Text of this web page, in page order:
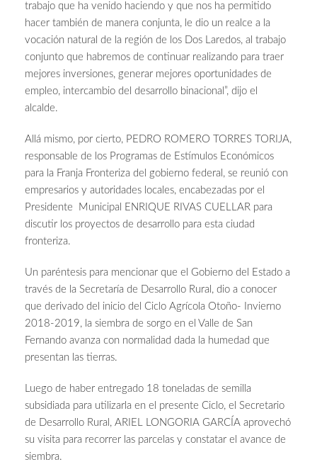
trabajo que ha venido haciendo y que nos ha permitido
hacer también de manera conjunta, le dio un realce a la
vocación natural de la región de los Dos Laredos, al trabajo
conjunto que habremos de continuar realizando para traer
mejores inversiones, generar mejores oportunidades de
empleo, intercambio del desarrollo binacional”, dijo el
alcalde.
Allá mismo, por cierto, PEDRO ROMERO TORRES TORIJA,
responsable de los Programas de Estímulos Económicos
para la Franja Fronteriza del gobierno federal, se reunió con
empresarios y autoridades locales, encabezadas por el
Presidente Municipal ENRIQUE RIVAS CUELLAR para
discutir los proyectos de desarrollo para esta ciudad
fronteriza.
Un paréntesis para mencionar que el Gobierno del Estado a
través de la Secretaría de Desarrollo Rural, dio a conocer
que derivado del inicio del Ciclo Agrícola Otoño- Invierno
2018-2019, la siembra de sorgo en el Valle de San
Fernando avanza con normalidad dada la humedad que
presentan las tierras.
Luego de haber entregado 18 toneladas de semilla
subsidiada para utilizarla en el presente Ciclo, el Secretario
de Desarrollo Rural, ARIEL LONGORIA GARCÍA aprovechó
su visita para recorrer las parcelas y constatar el avance de
siembra.